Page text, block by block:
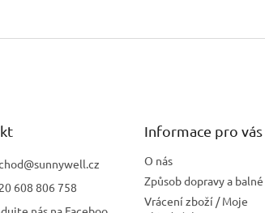
@sunnywell.cz
608 806 758
Informace pro vás
O nás
Způsob dopravy a balné
Vrácení zboží / Moje